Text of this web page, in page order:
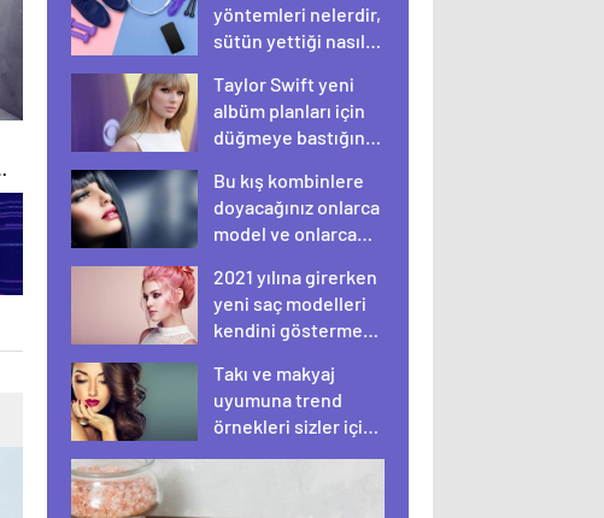
yöntemleri nelerdir,
sütün yettiği nasıl
Taylor Swift yeni
albüm planları için
düğmeye bastığını
duyurdu!
Bu kış kombinlere
doyacağınız onlarca
model ve onlarca
2021 yılına girerken
yeni saç modelleri
kendini göstermeye
Takı ve makyaj
uyumuna trend
örnekleri sizler için